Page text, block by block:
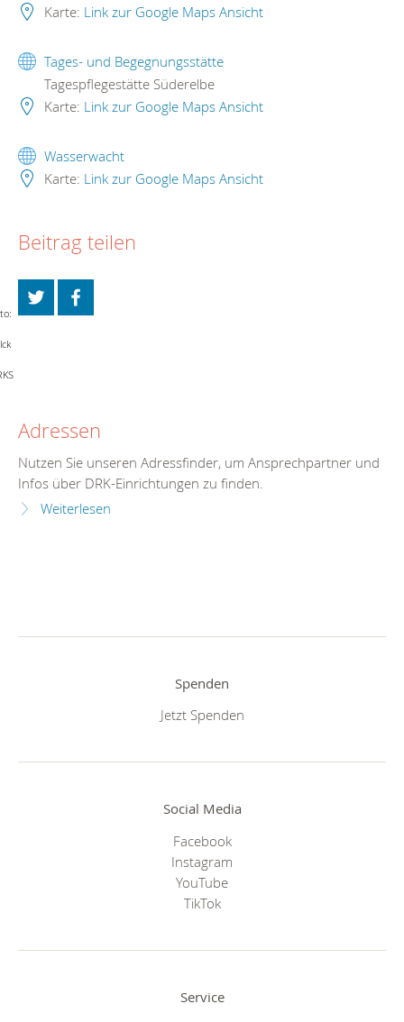
Karte: Link zur Google Maps Ansicht
Tages- und Begegnungsstätte
Tagespflegestätte Süderelbe
Karte: Link zur Google Maps Ansicht
Wasserwacht
Karte: Link zur Google Maps Ansicht
Beitrag teilen
Adressen
Nutzen Sie unseren Adressfinder, um Ansprechpartner und
Infos über DRK-Einrichtungen zu finden.
Weiterlesen
Spenden
Jetzt Spenden
Social Media
Facebook
Instagram
YouTube
TikTok
Service